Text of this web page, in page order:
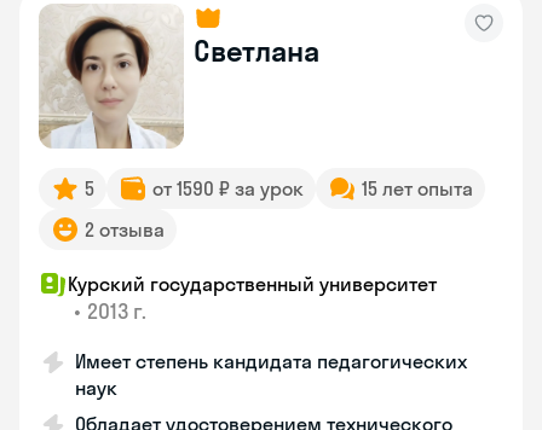
Светлана
5 от 1590 ₽ за урок
15 лет опыта
2 отзыва
Курский государственный университет
• 2013 г.
Имеет степень кандидата педагогических
наук
Обладает удостоверением технического